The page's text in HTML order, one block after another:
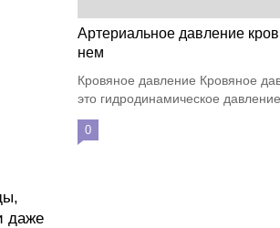
даже
Артериальное давление
нем
Кровяное давление Кровяное
это гидродинамическое давление
0